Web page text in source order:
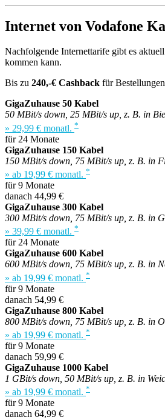
Internet von Vodafone
Nachfolgende Internettarife gibt es
kommen kann.
Bis zu 240,-€ Cashback für
GigaZuhause 50 Kabel
50 MBit/s down, 25 MBit/s up, z. B. in
» 29,99 € monatl. *
für 24 Monate
GigaZuhause 150 Kabel
150 MBit/s down, 75 MBit/s up, z. B. in
» ab 19,99 € monatl. *
für 9 Monate
danach 44,99 €
GigaZuhause 300 Kabel
300 MBit/s down, 75 MBit/s up, z. B. in
» 39,99 € monatl. *
für 24 Monate
GigaZuhause 600 Kabel
600 MBit/s down, 75 MBit/s up, z. B. in
» ab 19,99 € monatl. *
für 9 Monate
danach 54,99 €
GigaZuhause 800 Kabel
800 MBit/s down, 75 MBit/s up, z. B. in
» ab 19,99 € monatl. *
für 9 Monate
danach 59,99 €
GigaZuhause 1000 Kabel
1 GBit/s down, 50 MBit/s up, z. B. in
» ab 19,99 € monatl. *
für 9 Monate
danach 64,99 €